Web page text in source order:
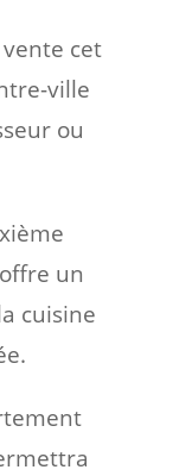
cet
ville
ou
un
cuisine